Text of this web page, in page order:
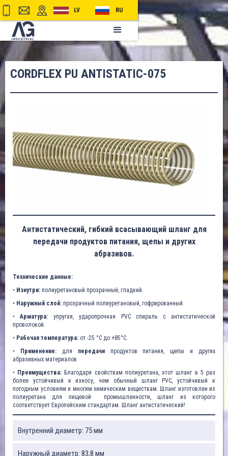
LV RU
CORDFLEX PU ANTISTATIC-075
Антистатический, гибкий всасывающий шланг для
передачи продуктов питания, щепы и других
абразивов.
Технические данные:
• Изнутри: полиуретановый прозрачный, гладкий.
• Наружный слой: прозрачный полиуретановый, гофрированный.
•Арматура: упругая, ударопрочная PVC спираль с антистатической
проволокой.
• Рабочая температура: от -25 °C до +85°C.
•
Применение:для передачипродуктов питания, щепы и других
абразивных материалов
• Преимущества: Благодаря свойствам полиуретана, этот шланг в 5 раз
более устойчивый к износу, чем обычный шланг PVC, устойчивый к
погодным условиям и многим химическим веществам. Шланг изготовлен из
полиуретана для пищевой промышленности, шланг из которого
соответствует Европейским стандартам. Шланг антистатический!
Внутренний диаметр: 75 мм
Наружный диаметр: 83,8 мм